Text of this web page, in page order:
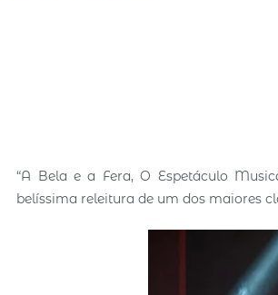
“A Bela e a Fera, O Espetáculo
belíssima releitura de um dos maiores